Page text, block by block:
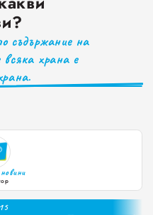
не ни ценят
съдържание на
храна е
0
1
2
3
4
5